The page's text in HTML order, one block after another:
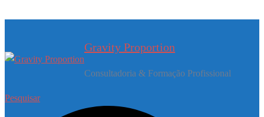
Gravity Proportion
Consultadoria & Formação Profissional
Pesquisar